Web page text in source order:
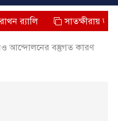
সাতক্ষীরায় জুলাই
আন্দোলনের বস্তুগত কারণ